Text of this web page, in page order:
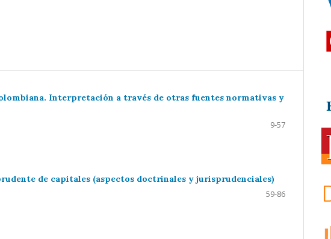
Interpretación a través de otras fuentes normativas y
9-57
de capitales (aspectos doctrinales y jurisprudenciales)
59-86